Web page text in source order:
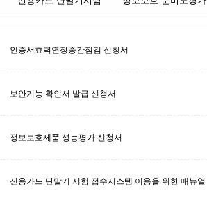
인증서효력연장중간점검 신청서
보안기능 확인서 발급 신청서
정보보호제품 성능평가 신청서
신용카드 단말기 시험 접수시스템 이용을 위한 매뉴얼